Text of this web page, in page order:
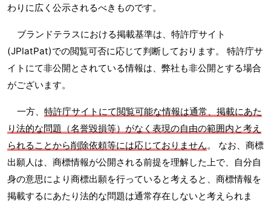
わりに広く公示されるべきものです。
ブランドテラスにおける掲載基準は、特許庁サイト
(JPlatPat)での閲覧可否に応じて判断しております。 特許庁サ
イトにて非公開とされている情報は、弊社も非公開とする場合
がございます。
一方、 特許庁サイトにて閲覧可能な情報は通常、掲載にあた
り法的な問題（名誉毀損等）がなく表現の自由の範囲内と考え
られることから削除依頼等には応じておりません。 なお、商標
出願人は、商標情報が公開される前提を理解した上で、自分自
身の意思により商標出願を行っていると考えると、商標情報を
掲載するにあたり法的な問題は通常存在しないと考えられま